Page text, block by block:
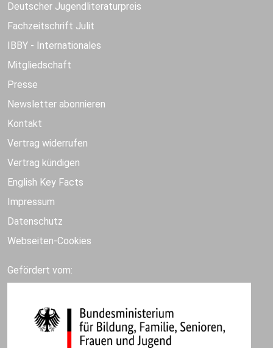
Deutscher Jugendliteraturpreis
Fachzeitschrift Julit
IBBY - Internationales
Mitgliedschaft
Presse
Newsletter abonnieren
Kontakt
Vertrag widerrufen
Vertrag kündigen
English Key Facts
Impressum
Datenschutz
Webseiten-Cookies
Gefördert vom: